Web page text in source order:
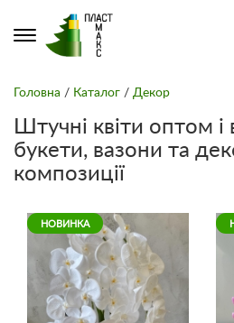
Головна / Каталог / Декор
Штучні квіти оптом і
букети, вазони та
композиції
НОВИНКА